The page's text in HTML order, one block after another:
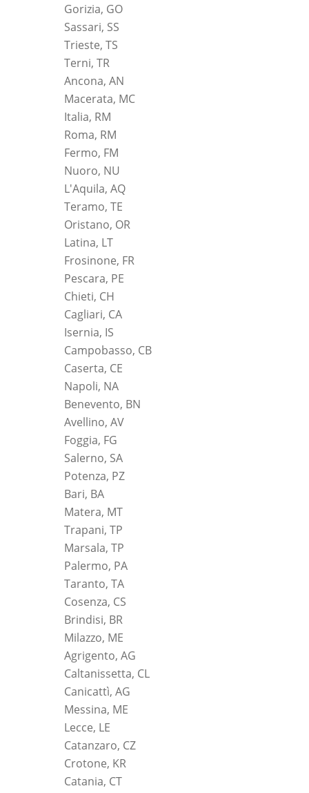
Gorizia, GO
Sassari, SS
Trieste, TS
Terni, TR
Ancona, AN
Macerata, MC
Italia, RM
Roma, RM
Fermo, FM
Nuoro, NU
L'Aquila, AQ
Teramo, TE
Oristano, OR
Latina, LT
Frosinone, FR
Pescara, PE
Chieti, CH
Cagliari, CA
Isernia, IS
Campobasso, CB
Caserta, CE
Napoli, NA
Benevento, BN
Avellino, AV
Foggia, FG
Salerno, SA
Potenza, PZ
Bari, BA
Matera, MT
Trapani, TP
Marsala, TP
Palermo, PA
Taranto, TA
Cosenza, CS
Brindisi, BR
Milazzo, ME
Agrigento, AG
Caltanissetta, CL
Canicattì, AG
Messina, ME
Lecce, LE
Catanzaro, CZ
Crotone, KR
Catania, CT